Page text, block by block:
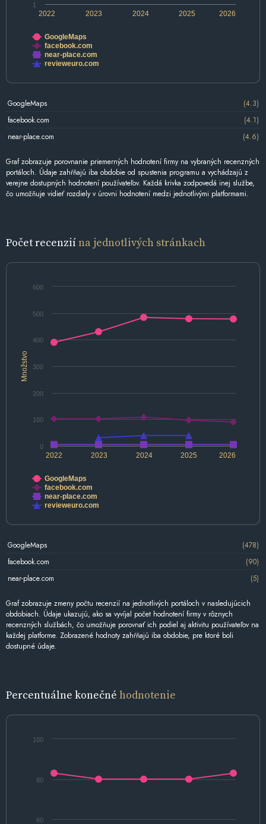
2022 2024 2026
2023 2025
1
GoogleMaps
facebook.com
near-place.com
revieweuro.com
GoogleMaps
(4.3)
facebook.com
(4.1)
near-place.com
(4.6)
Graf zobrazuje porovnanie priemerných hodnotení firmy na vybraných recenzných
portáloch. Údaje zahŕňajú iba obdobie od spustenia programu a vychádzajú z
verejne dostupných hodnotení používateľov. Každá krivka zodpovedá inej službe,
čo umožňuje vidieť rozdiely v úrovni hodnotení medzi jednotlivými platformami.
Počet recenziína jednotlivých stránkach
Množstvo
2022 2024 2026
2023 2025
0
100
200
300
400
500
600
GoogleMaps
facebook.com
near-place.com
revieweuro.com
GoogleMaps
(478)
facebook.com
(90)
near-place.com
(5)
Graf zobrazuje zmeny počtu recenzií na jednotlivých portáloch v nasledujúcich
obdobiach. Údaje ukazujú, ako sa vyvíjal počet hodnotení firmy v rôznych
recenzných službách, čo umožňuje porovnať ich podiel aj aktivitu používateľov na
každej platforme. Zobrazené hodnoty zahŕňajú iba obdobie, pre ktoré boli
dostupné údaje.
Percentuálne konečné hodnotenie
60
80
100